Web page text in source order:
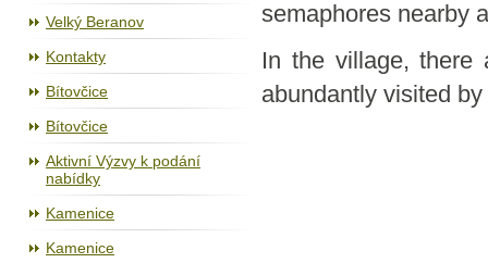
Velký Beranov
Kontakty
Bítovčice
Bítovčice
Aktivní Výzvy k podání
nabídky
Kamenice
Kamenice
semaphores nearby
In the village, there
abundantly visited